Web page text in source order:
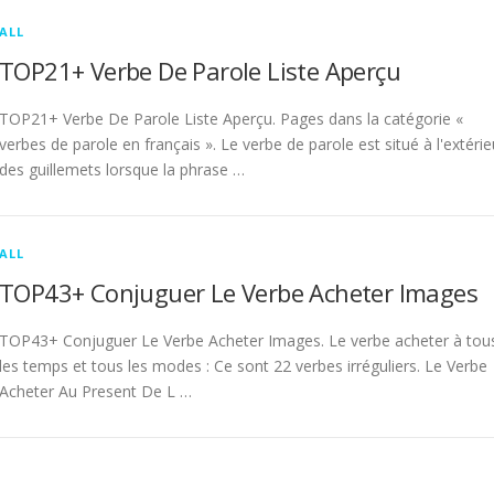
ALL
TOP21+ Verbe De Parole Liste Aperçu
TOP21+ Verbe De Parole Liste Aperçu. Pages dans la catégorie «
verbes de parole en français ». Le verbe de parole est situé à
des guillemets lorsque la phrase …
ALL
TOP43+ Conjuguer Le Verbe Acheter Images
TOP43+ Conjuguer Le Verbe Acheter Images. Le verbe acheter à
les temps et tous les modes : Ce sont 22 verbes irréguliers. Le Verbe
Acheter Au Present De L …